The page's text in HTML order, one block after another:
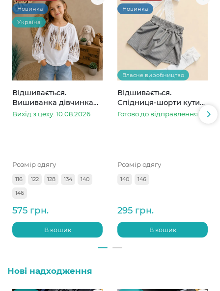
Новинка
Україна
Відшивається.
Вишиванка дівчинка
колоски
Вихід з цеху: 10.08.2026
Розмір одягу
116 122 128 134
140
146
575 грн.
В кошик
Новинка
Власне виробництво
Відшивається.
Спідниця-шорти кутик
сіра в смужку
Готово до відправлення
Розмір одягу
140 146
295 грн.
В кошик
Нові надходження